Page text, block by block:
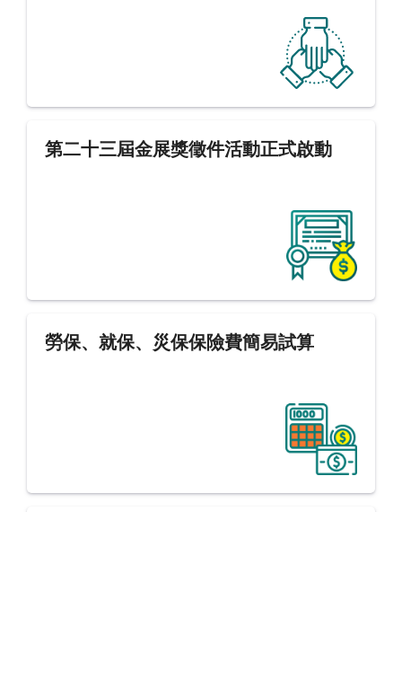
第二十三屆金展獎徵件活動正式啟動
勞保、就保、災保保險費簡易試算